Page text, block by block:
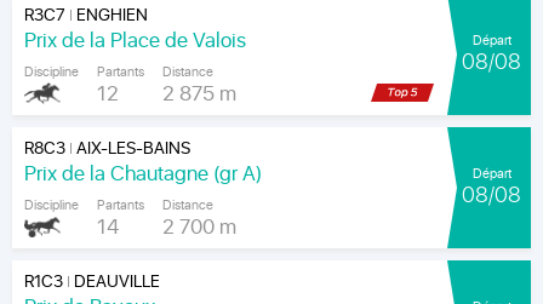
R3C7 | ENGHIEN
Prix de la Place de Valois
Discipline Partants
12
Distance
2 875 m
Départ
08/08
R8C3|AIX-LES-BAINS
Prix de la Chautagne (gr A)
Discipline Partants
14
Distance
2 700 m
Départ
08/08
R1C3| DEAUVILLE